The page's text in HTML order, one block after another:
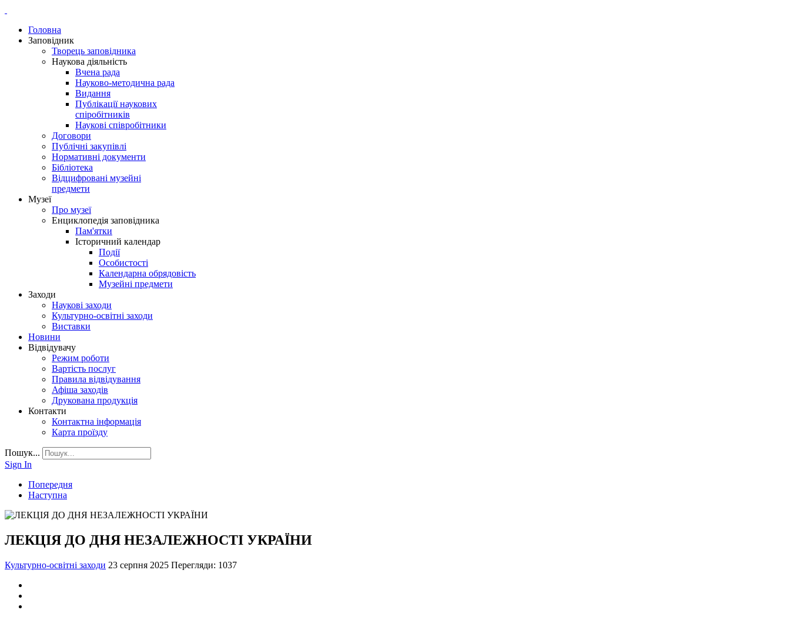
Головна
Заповідник
Творець заповідника
Наукова діяльність
Вчена рада
Науково-методична рада
Видання
Публікації наукових
спіробітників
Наукові співробітники
Договори
Публічні закупівлі
Нормативні документи
Бібліотека
Відцифровані музейні
предмети
Музеї
Про музеї
Енциклопедія заповідника
Пам'ятки
Історичний календар
Події
Особистості
Календарна обрядовість
Музейні предмети
Заходи
Наукові заходи
Культурно-освітні заходи
Виставки
Новини
Відвідувачу
Режим роботи
Вартість послуг
Правила відвідування
Афіша заходів
Друкована продукція
Контакти
Контактна інформація
Карта проїзду
Пошук...
Sign In
Попередня
Наступна
ЛЕКЦІЯ ДО ДНЯ НЕЗАЛЕЖНОСТІ УКРАЇНИ
Культурно-освітні заходи 23 серпня 2025 Перегляди: 1037